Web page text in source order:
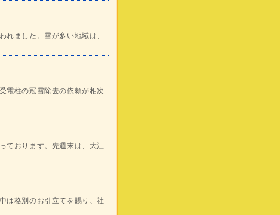
れました。雪が多い地域は、
電柱の冠雪除去の依頼が相次
ております。先週末は、大江
は格別のお引立てを賜り、社